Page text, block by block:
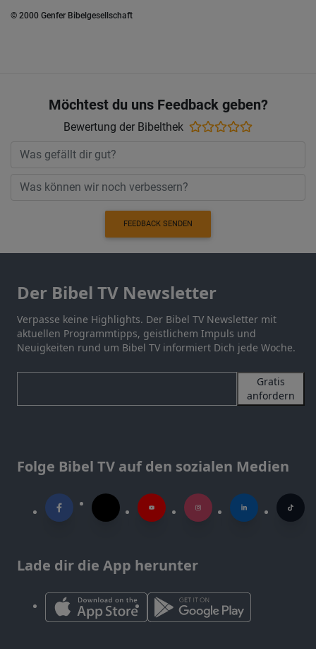
© 2000 Genfer Bibelgesellschaft
Möchtest du uns Feedback geben?
Bewertung der Bibelthek
FEEDBACK SENDEN
Der Bibel TV Newsletter
Verpasse keine Highlights. Der Bibel TV Newsletter mit
aktuellen Programmtipps, geistlichem Impuls und
Neuigkeiten rund um Bibel TV informiert Dich jede Woche.
Gratis
anfordern
Folge Bibel TV auf den sozialen Medien
Lade dir die App herunter